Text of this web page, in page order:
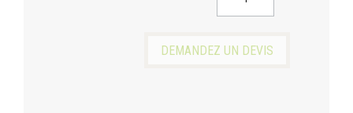
BAC
RÉTENTION
DEMANDEZ UN DEVIS